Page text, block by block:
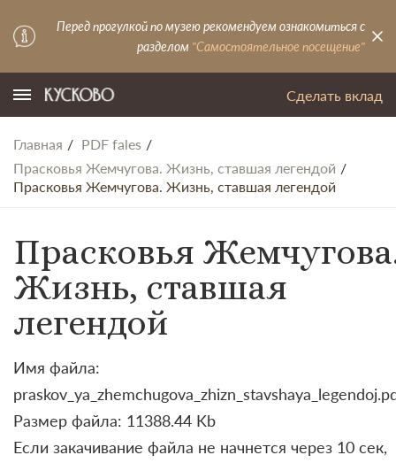
Перед прогулкой по музею рекомендуем ознакомиться с
разделом "Самостоятельное посещение"
Сделать вклад
Главная
PDF fales
Прасковья Жемчугова. Жизнь, ставшая легендой
Прасковья Жемчугова. Жизнь, ставшая легендой
Прасковья
Жизнь, ставшая
легендой
Имя файла:
Размер файла: 11388.44 Kb
Если закачивание файла не начнется через 10 сек,